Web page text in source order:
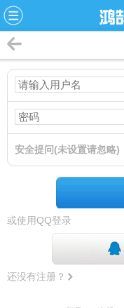
安全提问(未设置请忽略)
或使用QQ登录
还没有注册？